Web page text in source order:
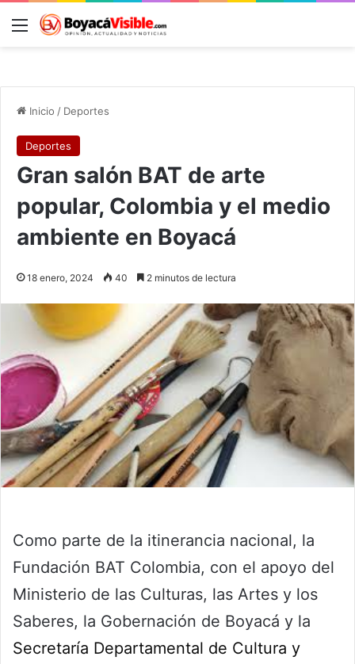
Menú
Inicio / Deportes
Deportes
Gran salón BAT de arte
popular, Colombia y el medio
ambiente en Boyacá
18 enero, 2024 40 2 minutos de lectura
Como parte de la itinerancia nacional, la
Fundación BAT Colombia, con el apoyo del
Ministerio de las Culturas, las Artes y los
Saberes, la Gobernación de Boyacá y la
Secretaría Departamental de Cultura y